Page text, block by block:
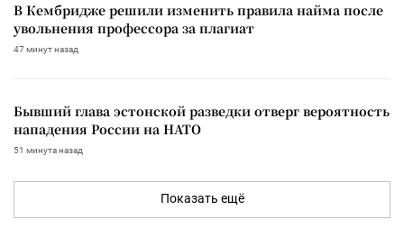
В Кембридже решили изменить правила найма после
увольнения профессора за плагиат
47 минут назад
Бывший глава эстонской разведки отверг вероятность
нападения России на НАТО
51 минута назад
Показать ещё